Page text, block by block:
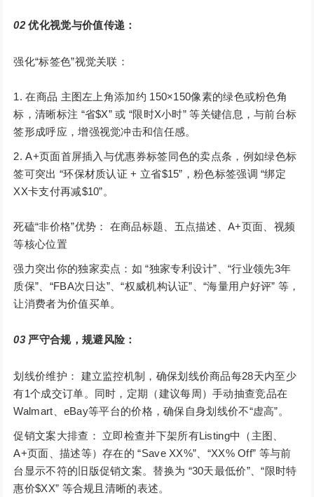
02 优化视觉与价值传递：
强化“标签色”视觉关联：
在商品 主图左上角添加约 150×150像素的绿色或粉色角
标，清晰标注 “省$X” 或 “限时X小时” 等关键信息，与前台标
签形成呼应，增强视觉冲击和信任感。
A+页面首屏插入与优惠券标签同色的卖点条，例如绿色标
签可突出 “环保材质认证 + 立省$15”，粉色标签强调 “绑定
XX卡支付再减$10”。
死磕“非价格”优势： 在商品标题、五点描述、A+页面、视频
等核心位置
强力突出你的独家卖点：如 “独家专利设计”、“行业领先3年
质保”、“FBA次日达”、“权威机构认证”、“海量用户好评” 等，
让消费者为价值买单。
03 严守合规，规避风险：
划线价维护： 建立监控机制，确保划线价商品每28天内至少
有1个成交订单。同时，定期（建议每周）手动抽查竞品在
Walmart、eBay等平台的价格，确保自身划线价不“虚高”。
促销文案大排查： 立即检查并下架所有Listing中（主图、
A+页面、描述等）存在的 “Save XX%”、“XX% Off” 等与前
台显示不符的旧版促销文案。替换为 “30天最低价”、“限时特
惠价$XX” 等合规且清晰的表述。